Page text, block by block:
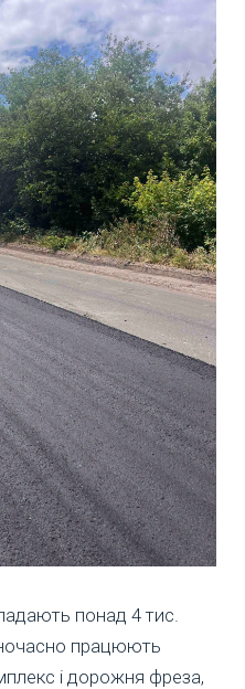
понад 4 тис.
працюють
і дорожня фреза,